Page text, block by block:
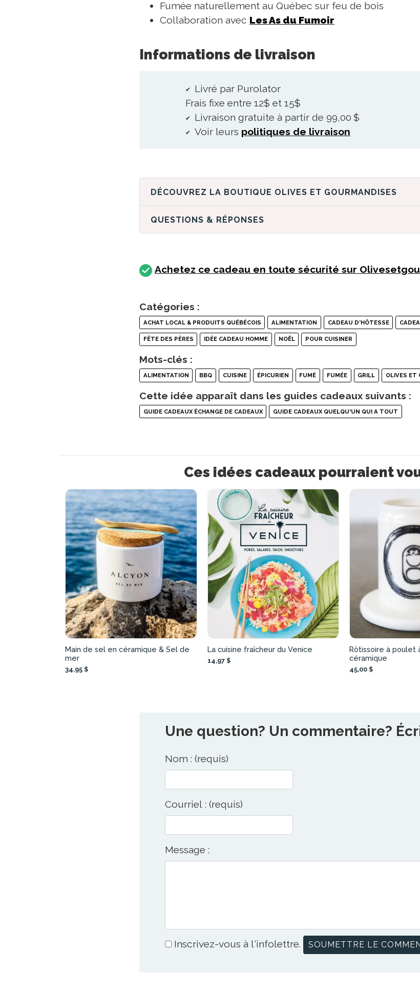
Fumée naturellement au Québec sur feu de bois
Collaboration avec Les As du Fumoir
Informations de livraison
Livré par Purolator
Frais fixe entre 12$ et 15$
Livraison gratuite à partir de 99,00 $
Voir leurs politiques de livraison
DÉCOUVREZ LA BOUTIQUE OLIVES ET GOURMANDISES
QUESTIONS & RÉPONSES
Achetez ce cadeau en toute sécurité sur
Catégories :
ACHAT LOCAL & PRODUITS QUÉBÉCOIS ALIMENTATION CADEAU D'HÔTESSE
FÊTE DES PÈRES IDÉE CADEAU HOMME NOËL POUR CUISINER
Mots-clés :
ALIMENTATION BBQ CUISINE ÉPICURIEN FUMÉ FUMÉE GRILL OLIVES ET
Cette idée apparaît dans les guides cadeaux suivants :
GUIDE CADEAUX ÉCHANGE DE CADEAUX GUIDE CADEAUX QUELQU'UN QUI A TOUT
Ces idées cadeaux pourraient
Main de sel en céramique & Sel de
mer
34,95 $
La cuisine fraîcheur du Venice
14,97 $
Rôtissoire à poulet
céramique
45,00 $
Une question? Un commentaire?
Nom : (requis)
Courriel : (requis)
Message :
Inscrivez-vous à l'infolettre.